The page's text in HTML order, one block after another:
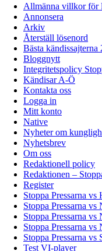
Allmänna villkor för
Annonsera
Arkiv
Återställ lösenord
Bästa kändissajterna
Bloggnytt
Integritetspolicy
Kändisar A-Ö
Kontakta oss
Logga in
Mitt konto
Native
Nyheter om
Nyhetsbrev
Om oss
Redaktionell policy
Redaktionen –
Register
Stoppa Pressarna vs
Stoppa Pressarna vs
Stoppa Pressarna vs
Stoppa Pressarna vs
Stoppa Pressarna vs
Test VI-player